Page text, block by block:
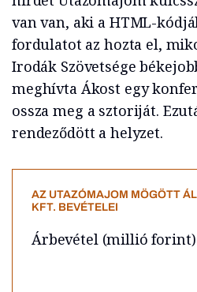
van van, aki a HTML-
fordulatot az hozta el,
Irodák Szövetsége
meghívta Ákost egy
ossza meg a sztoriját.
rendeződött a helyzet.
AZ UTAZÓMAJOM MÖGÖTT
KFT. BEVÉTELEI
Árbevétel (millió forint)